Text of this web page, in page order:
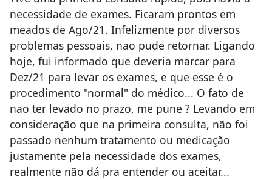
necessidade de exames. Ficaram prontos em
meados de Ago/21. Infelizmente por diversos
problemas pessoais, nao pude retornar. Ligando
hoje, fui informado que deveria marcar para
Dez/21 para levar os exames, e que esse é o
procedimento "normal" do médico... O fato de
nao ter levado no prazo, me pune ? Levando em
consideração que na primeira consulta, não foi
passado nenhum tratamento ou medicação
justamente pela necessidade dos exames,
realmente não dá pra entender ou aceitar...